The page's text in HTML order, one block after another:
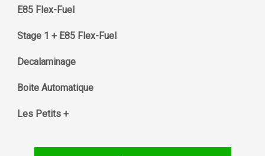
E85 Flex-Fuel
Stage 1 + E85 Flex-Fuel
Decalaminage
Boite Automatique
Les Petits +